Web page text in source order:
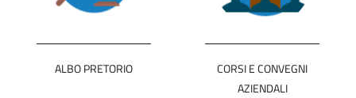
ALBO PRETORIO
CORSI E CONVEGNI
AZIENDALI